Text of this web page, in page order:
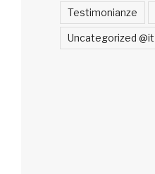
Testimonianze
Uncategorized @it